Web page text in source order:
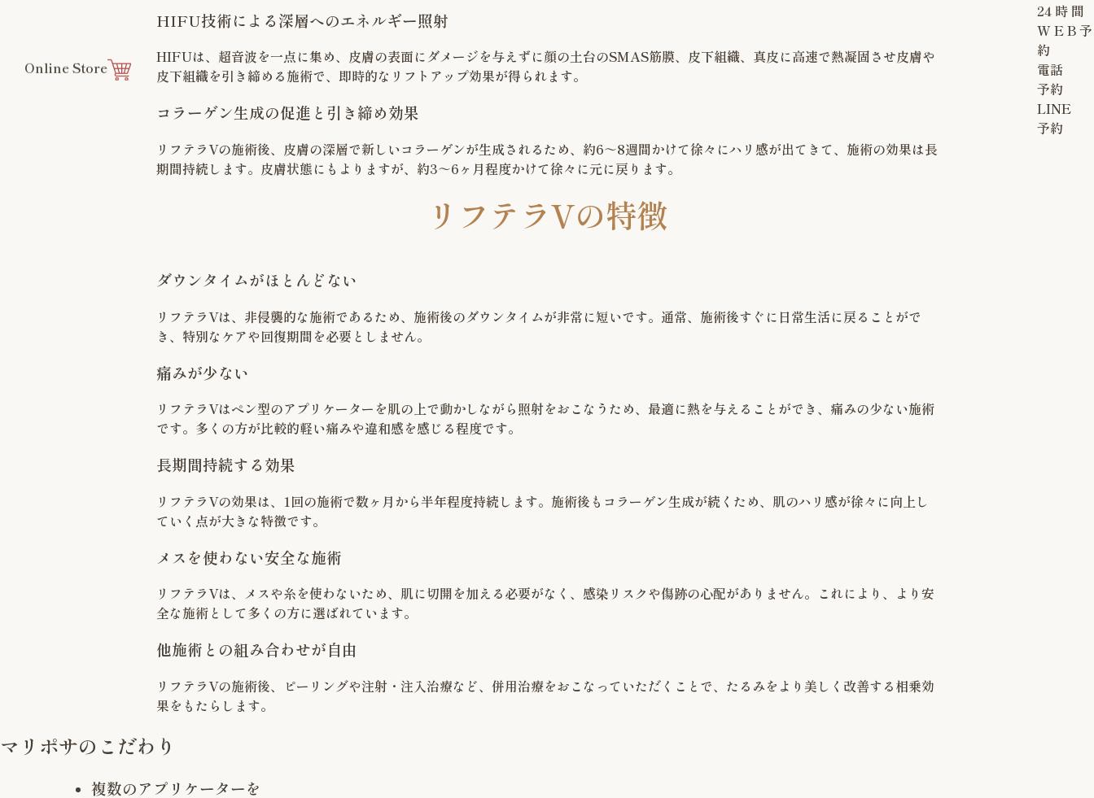
HIFU技術による深層へのエネルギー照射
HIFUは、超音波を一点に集め、皮膚の表面にダメージを与えずに顔の土台のSMAS筋膜、皮下組織、真皮に高速で熱凝固させ皮膚や
皮下組織を引き締める施術で、即時的なリフトアップ効果が得られます。
コラーゲン生成の促進と引き締め効果
リフテラVの施術後、皮膚の深層で新しいコラーゲンが生成されるため、約6～8週間かけて徐々にハリ感が出てきて、施術の効果は長
期間持続します。皮膚状態にもよりますが、約3～6ヶ月程度かけて徐々に元に戻ります。
リフテラVの特徴
ダウンタイムがほとんどない
リフテラVは、非侵襲的な施術であるため、施術後のダウンタイムが非常に短いです。通常、施術後すぐに日常生活に戻ることがで
き、特別なケアや回復期間を必要としません。
痛みが少ない
リフテラVはペン型のアプリケーターを肌の上で動かしながら照射をおこなうため、最適に熱を与えることができ、痛みの少ない施術
です。多くの方が比較的軽い痛みや違和感を感じる程度です。
長期間持続する効果
リフテラVの効果は、1回の施術で数ヶ月から半年程度持続します。施術後もコラーゲン生成が続くため、肌のハリ感が徐々に向上し
ていく点が大きな特徴です。
メスを使わない安全な施術
リフテラVは、メスや糸を使わないため、肌に切開を加える必要がなく、感染リスクや傷跡の心配がありません。これにより、より安
全な施術として多くの方に選ばれています。
他施術との組み合わせが自由
リフテラVの施術後、ピーリングや注射・注入治療など、併用治療をおこなっていただくことで、たるみをより美しく改善する相乗効
果をもたらします。
マリポサのこだわり
複数のアプリケーターを
Online Store
24 時 間
WEB予
約
電話
予約
LINE
予約